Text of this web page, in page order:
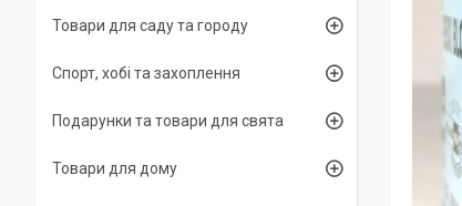
Товари для саду та городу
Спорт, хобі та захоплення
Подарунки та товари для свята
Товари для дому